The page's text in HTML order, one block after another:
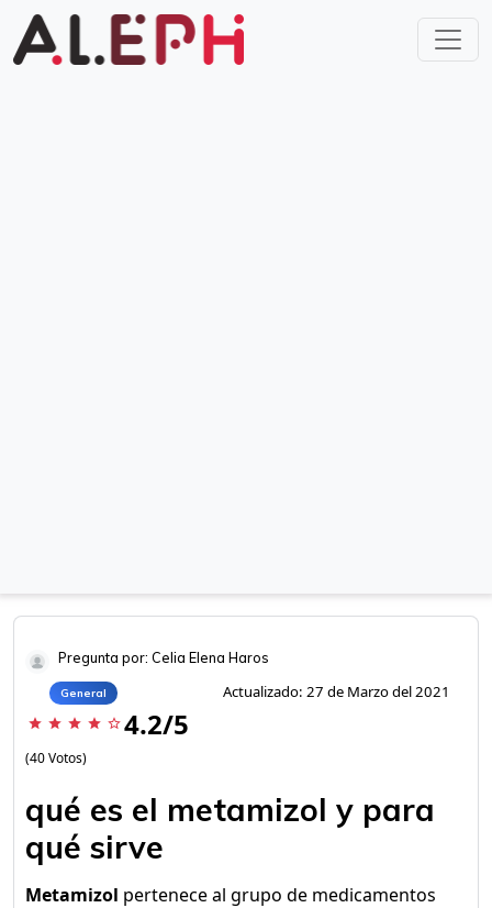
Pregunta por: Celia Elena Haros
General Actualizado: 27 de Marzo del 2021
star star star star star_border 4.2/5
(40 Votos)
qué es el metamizol y para
qué sirve
Metamizol pertenece al grupo de medicamentos